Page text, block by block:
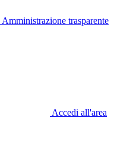
Amministrazione trasparente
Accedi all'area